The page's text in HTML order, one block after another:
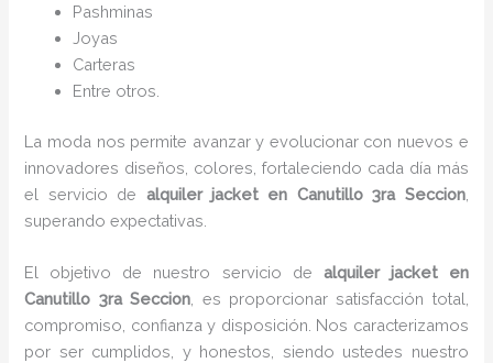
Pashminas
Joyas
Carteras
Entre otros.
La moda nos permite avanzar y evolucionar con nuevos e
innovadores diseños, colores, fortaleciendo cada día más
el servicio de alquiler jacket en Canutillo 3ra Seccion,
superando expectativas.
El objetivo de nuestro servicio de alquiler jacket
en
Canutillo 3ra Seccion , es proporcionar satisfacción total,
compromiso, confianza y disposición. Nos caracterizamos
por ser cumplidos, y honestos, siendo ustedes nuestro